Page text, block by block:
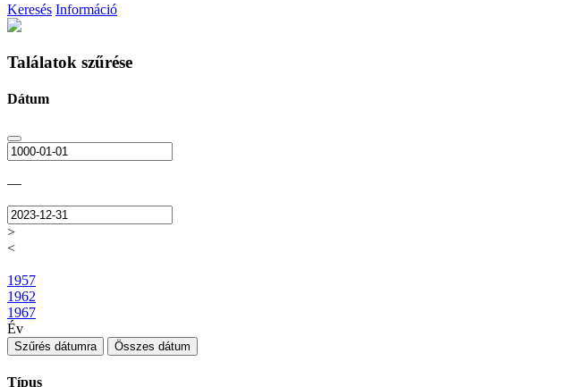
Keresés Információ
Találatok szűrése
Dátum
—
>
<
1957
1962
1967
Év
Szűrés dátumra Összes dátum
Típus